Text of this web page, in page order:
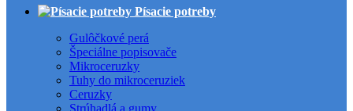
Písacie potreby
Gulôčkové perá
Špeciálne popisovače
Mikroceruzky
Tuhy do mikroceruziek
Ceruzky
Strúhadlá a gumy